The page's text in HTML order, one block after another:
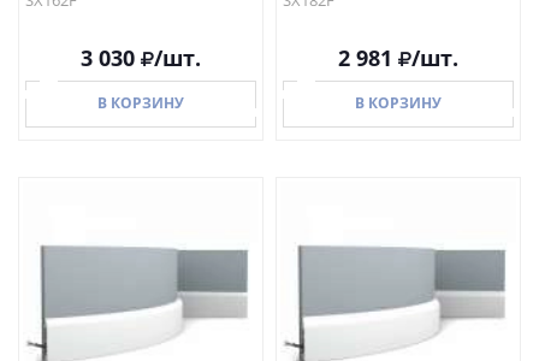
3 030 /шт.
В КОРЗИНУ
2 981 /шт.
В КОРЗИНУ